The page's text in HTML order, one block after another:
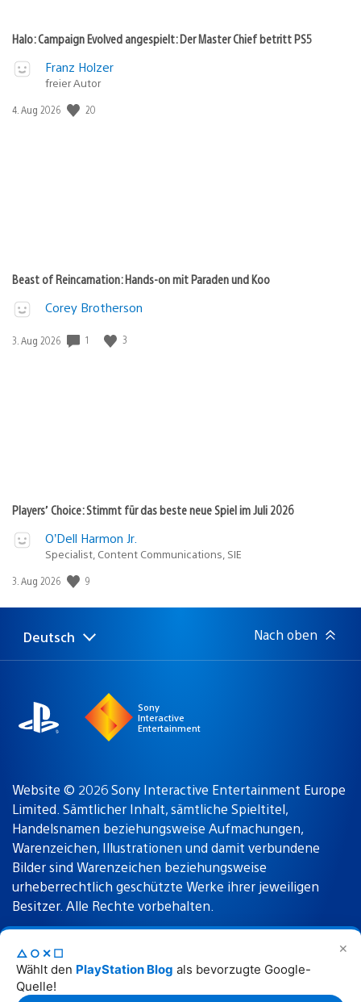
✕
△○✕☐
Wählt den PlayStation Blog als bevorzugte Google-
Quelle!
Halo: Campaign Evolved angespielt: Der Master Chief betritt PS5
Franz Holzer
freier Autor
Veröffentlichungsdatum:
4. Aug 2026 20
Beast of Reincarnation: Hands-on mit Paraden und Koo
Corey Brotherson
Veröffentlichungsdatum:
3. Aug 2026 1 3
Players’ Choice: Stimmt für das beste neue Spiel im Juli 2026
O’Dell Harmon Jr.
Specialist, Content Communications, SIE
Veröffentlichungsdatum:
3. Aug 2026 9
Select
Aktuelle
Deutsch Nach oben
Sony
Interactive
Entertainment
Website © 2026 Sony Interactive Entertainment Europe
Limited. Sämtlicher Inhalt, sämtliche Spieltitel,
Handelsnamen beziehungsweise Aufmachungen,
Warenzeichen, Illustrationen und damit verbundene
Bilder sind Warenzeichen beziehungsweise
urheberrechtlich geschützte Werke ihrer jeweiligen
Besitzer. Alle Rechte vorbehalten.
Nutzungsbedingungen Datenschutzrichtlinie
Rechtliche Hinweise